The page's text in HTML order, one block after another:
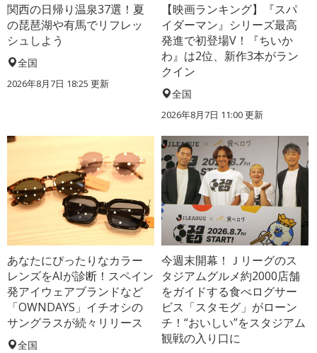
関西の日帰り温泉37選！夏
の琵琶湖や有馬でリフレッ
シュしよう
全国
2026年8月7日 18:25 更新
【映画ランキング】『スパ
イダーマン』シリーズ最高
発進で初登場V！『ちいか
わ』は2位、新作3本がラン
クイン
全国
2026年8月7日 11:00更新
あなたにぴったりなカラー
レンズをAIが診断！スペイン
発アイウェアブランドなど
「OWNDAYS」イチオシの
サングラスが続々リリース
全国
今週末開幕！Ｊリーグのス
タジアムグルメ約2000店舗
をガイドする食べログサー
ビス「スタモグ」がローン
チ！“おいしい”をスタジアム
観戦の入り口に